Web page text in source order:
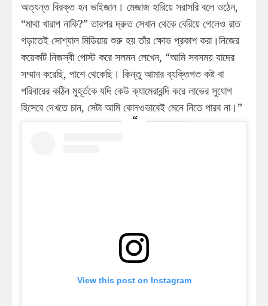
অত্যন্ত বিরক্ত হন ভাইজান। মেজাজ হারিয়ে সরাসরি বলে ওঠেন,
“মাথা খারাপ নাকি?” তারপর দ্রুত সেখান থেকে বেরিয়ে গেলেও রাত
গড়াতেই সোশ্যাল মিডিয়ায় শুরু হয় তাঁর ক্ষোভ প্রকাশ করা।নিজের
কয়েকটি নিজস্বী পোস্ট করে সলমন লেখেন, “আমি সবসময় যাদের
সম্মান করেছি, পাশে থেকেছি। কিন্তু আমার ব্যক্তিগত কষ্ট বা
পরিবারের কঠিন মুহূর্তকে যদি কেউ ক্যামেরাবন্দি করে লাভের সুযোগ
হিসেবে দেখতে চান, সেটা আমি কোনওভাবেই মেনে নিতে পারব না।”
View this post on Instagram